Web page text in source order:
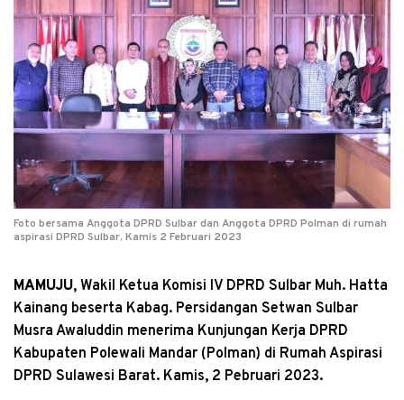
Foto bersama Anggota DPRD Sulbar dan Anggota DPRD Polman di rumah
aspirasi DPRD Sulbar, Kamis 2 Februari 2023
MAMUJU, Wakil Ketua Komisi IV DPRD Sulbar Muh. Hatta
Kainang beserta Kabag. Persidangan Setwan Sulbar
Musra Awaluddin menerima Kunjungan Kerja DPRD
Kabupaten Polewali Mandar (Polman) di Rumah Aspirasi
DPRD Sulawesi Barat. Kamis, 2 Pebruari 2023.